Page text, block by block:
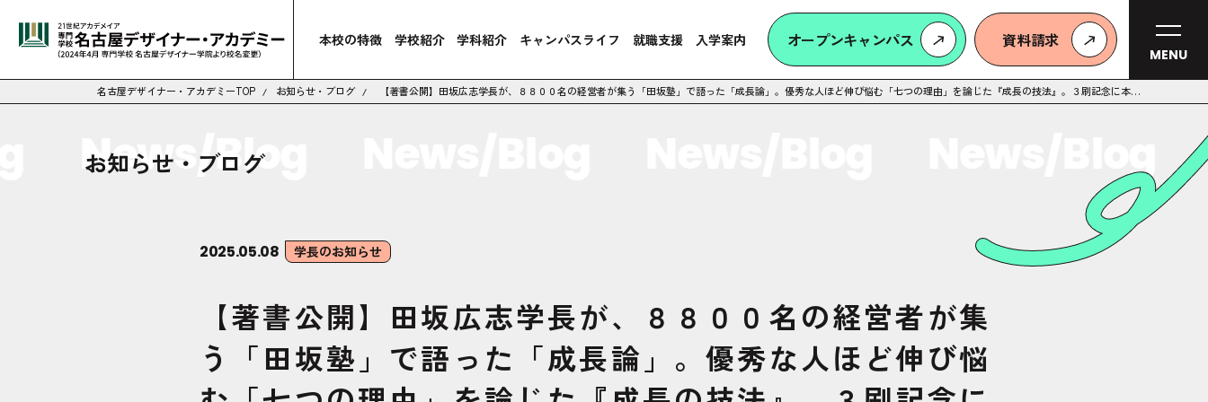
本校の特徴 学校紹介 学科紹介 キャンパスライフ 就職支援 入学案内 オープンキャンパス 資料請求
MENU
名古屋デザイナー・アカデミーTOP お知らせ・ブログ
【著書公開】田坂広志学長が、８８００名の経営者が集う「田坂塾」で語った「成長論」。優秀な人ほど伸び悩む「七つの理由」を論じた『成長の技法』。３刷記念に本書
の核心を公開
News/Blog
お知らせ・ブログ
2025.05.08 学長のお知らせ
【著書公開】田坂広志学長が、８８００名の経営者が集
う「田坂塾」で語った「成長論」。優秀な人ほど伸び悩